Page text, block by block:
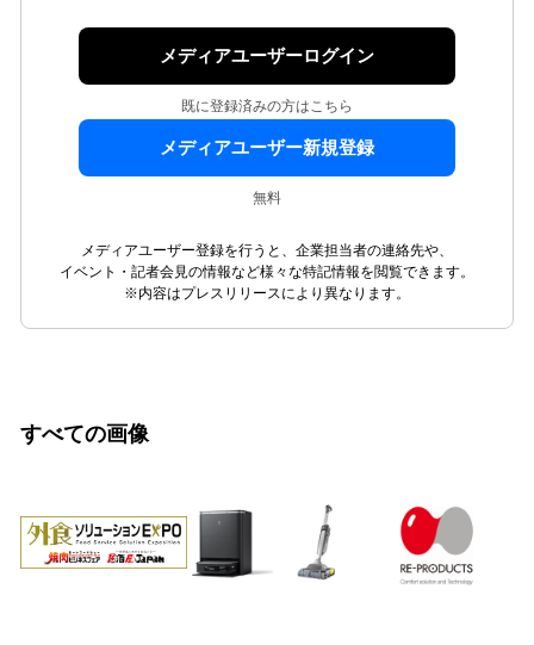
メディアユーザーログイン
既に登録済みの方はこちら
メディアユーザー新規登録
無料
メディアユーザー登録を行うと、企業担当者の連絡先や、
イベント・記者会見の情報など様々な特記情報を閲覧できます。
※内容はプレスリリースにより異なります。
すべての画像